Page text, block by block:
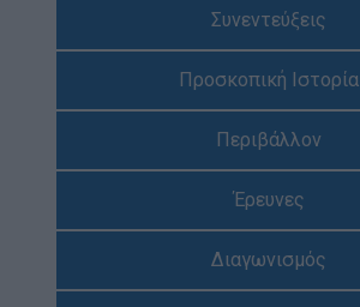
Στόχοι Βιώσιμης Ανάπτυξης
Earth Tribe
Ομάδα Διάσωσης Άγριας Ζωής
Νέα
Συνεντεύξεις
Προσκοπική Ιστορία
Περιβάλλον
Έρευνες
Διαγωνισμός